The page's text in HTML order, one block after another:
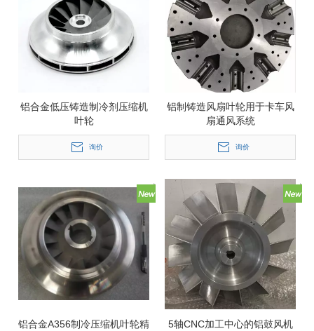
铝合金低压铸造制冷剂压缩机
叶轮
询价
铝制铸造风扇叶轮用于卡车风
扇通风系统
询价
铝合金A356制冷压缩机叶轮精
5轴CNC加工中心的铝鼓风机